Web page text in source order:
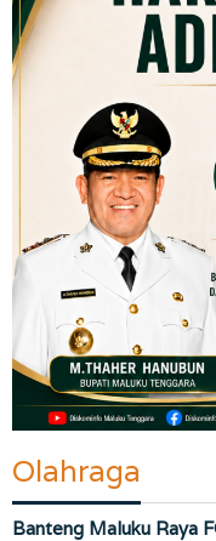
Olahraga
Banteng Maluku Raya